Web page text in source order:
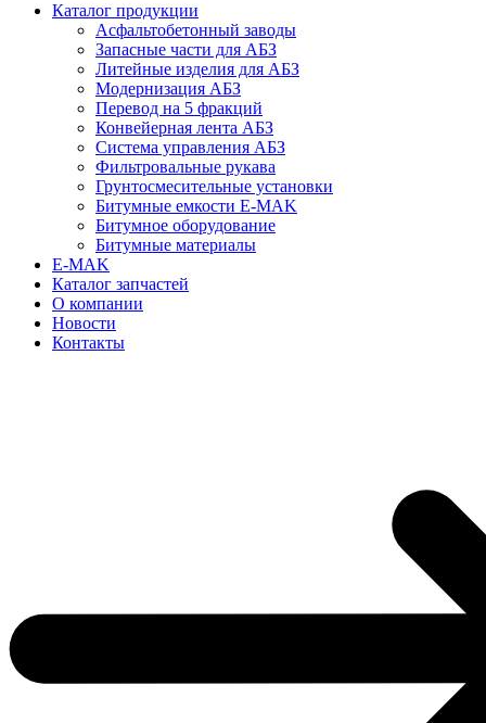
Каталог продукции
Асфальтобетонный заводы
Запасные части для АБЗ
Литейные изделия для АБЗ
Модернизация АБЗ
Перевод на 5 фракций
Конвейерная лента АБЗ
Система управления АБЗ
Фильтровальные рукава
Грунтосмесительные установки
Битумные емкости E-MAK
Битумное оборудование
Битумные материалы
E-MAK
Каталог запчастей
О компании
Новости
Контакты